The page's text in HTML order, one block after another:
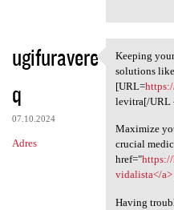
ugifuravere
q
07.10.2024
Adres
Keeping
Keeping
solutions like
[URL=
levitra[/URL
Maximize
crucial
href="
vidalista</a>
Having